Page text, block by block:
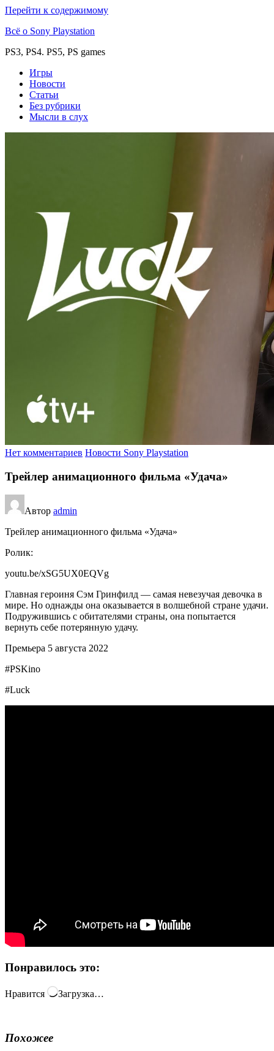
Перейти к содержимому
Всё о Sony Playstation
PS3, PS4. PS5, PS games
Игры
Новости
Статьи
Без рубрики
Мысли в слух
Нет комментариев Новости Sony Playstation
Трейлер анимационного фильма «Удача»
Автор admin
Трейлер анимационного фильма «Удача»
Ролик:
youtu.be/xSG5UX0EQVg
Главная героиня Сэм Гринфилд — самая невезучая девочка в
мире. Но однажды она оказывается в волшебной стране удачи.
Подружившись с обитателями страны, она попытается
вернуть себе потерянную удачу.
Премьера 5 августа 2022
#PSKino
#Luck
Понравилось это:
Нравится Загрузка…
Похожее